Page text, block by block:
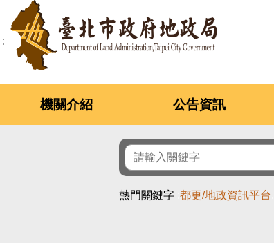
跳到主要內容區塊
機關介紹 公告資訊
熱門關鍵字 都更/地政資訊平台